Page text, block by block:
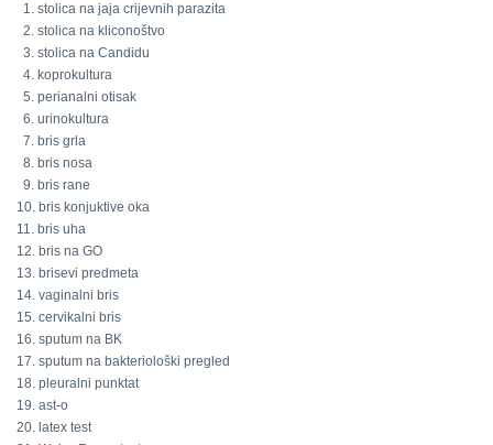
1. stolica na jaja crijevnih parazita
2. stolica na kliconoštvo
3. stolica na Candidu
4. koprokultura
5. perianalni otisak
6. urinokultura
7. bris grla
8. bris nosa
9. bris rane
10. bris konjuktive oka
11. bris uha
12. bris na GO
13. brisevi predmeta
14. vaginalni bris
15. cervikalni bris
16. sputum na BK
17. sputum na bakteriološki pregled
18. pleuralni punktat
19. ast-o
20. latex test